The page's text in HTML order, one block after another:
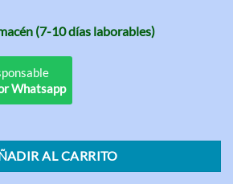
(7-10 días laborables)
Whatsapp
AL CARRITO